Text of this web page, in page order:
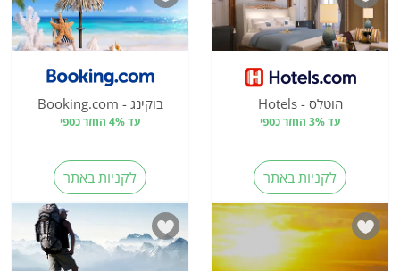
הוטלס - Hotels
עד 3% החזר כספי
לקניות באתר
בוקינג - Booking.com
עד 4% החזר כספי
לקניות באתר